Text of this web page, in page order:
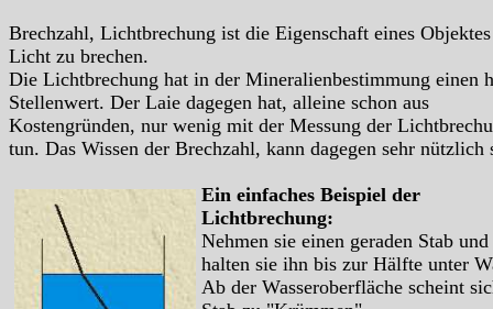
Brechzahl, Lichtbrechung ist die Eigenschaft eines Objektes
Licht zu brechen.
Die Lichtbrechung hat in der Mineralienbestimmung einen
Stellenwert. Der Laie dagegen hat, alleine schon aus
Kostengründen, nur wenig mit der Messung der
tun. Das Wissen der Brechzahl, kann dagegen sehr nützlich
Ein einfaches Beispiel der
Lichtbrechung:
Nehmen sie einen geraden Stab und
halten sie ihn bis zur Hälfte unter
Ab der Wasseroberfläche scheint